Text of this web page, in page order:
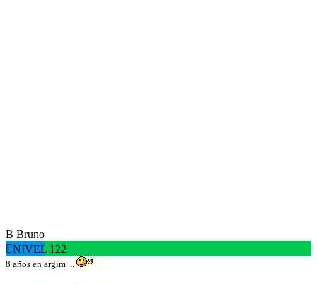
B Bruno
NIVEL 122
8 años en argim ...